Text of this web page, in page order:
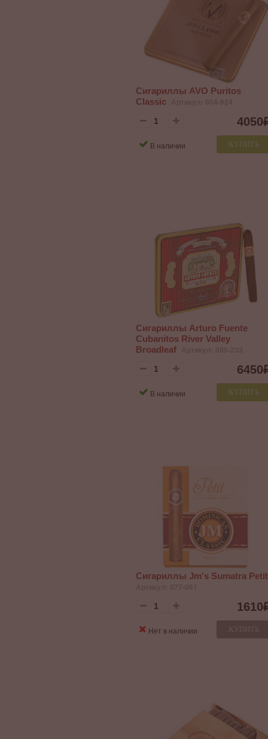
Сигариллы AVO Puritos
Classic
4050
КУПИТЬ
В наличии
Сигариллы Arturo Fuente
Cubanitos River Valley
Broadleaf
6450
КУПИТЬ
В наличии
Сигариллы Jm's Sumatra Petit
1610
КУПИТЬ
Нет в наличии